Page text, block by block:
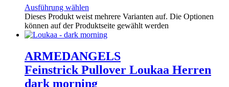
Ausführung wählen
Dieses Produkt weist mehrere Varianten auf. Die Optionen
können auf der Produktseite gewählt werden
ARMEDANGELS
Feinstrick Pullover Loukaa Herren
dark morning